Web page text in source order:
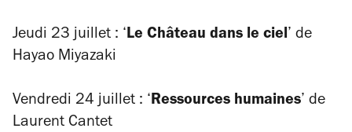
Jeudi 23 juillet : ‘Le Château dans le ciel’ de
Hayao Miyazaki
Vendredi 24 juillet : ‘Ressources humaines’ de
Laurent Cantet